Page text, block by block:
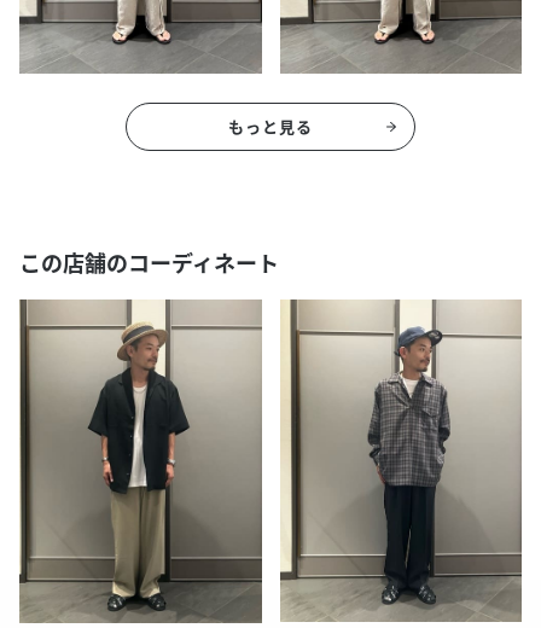
もっと見る
この店舗のコーディネート